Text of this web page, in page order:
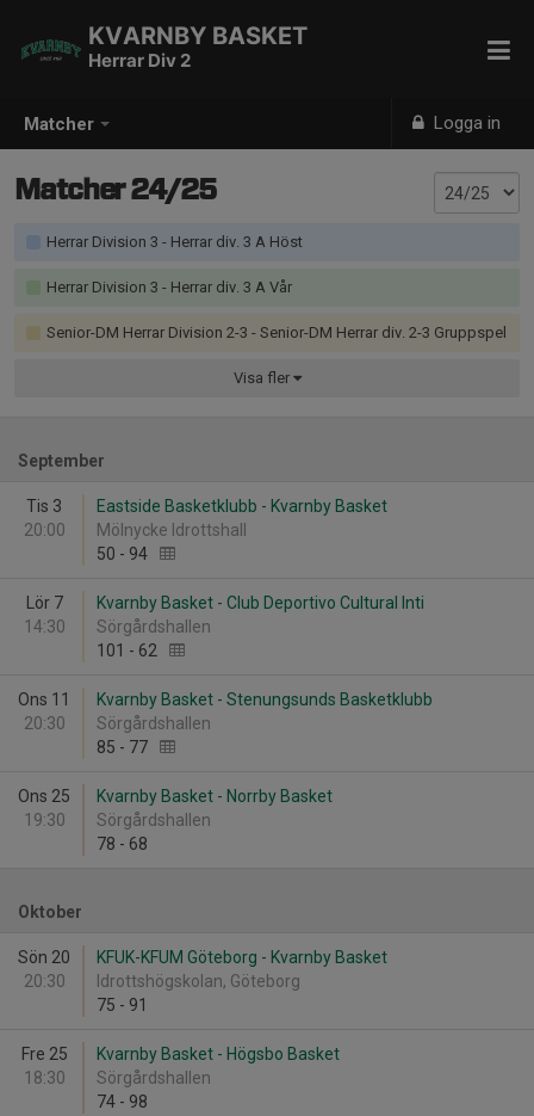
Matcher Logga in
KVARNBY BASKET
Herrar Div 2
Matcher 24/25
Herrar Division 3 - Herrar div. 3 A Höst
Herrar Division 3 - Herrar div. 3 A Vår
Senior-DM Herrar Division 2-3 - Senior-DM Herrar div. 2-3 Gruppspel
Visa fler
September
Tis 3
20:00
Eastside Basketklubb - Kvarnby Basket
Mölnycke Idrottshall
50 - 94
Lör 7
14:30
Kvarnby Basket - Club Deportivo Cultural Inti
Sörgårdshallen
101 - 62
Ons 11
20:30
Kvarnby Basket - Stenungsunds Basketklubb
Sörgårdshallen
85 - 77
Ons 25
19:30
Kvarnby Basket - Norrby Basket
Sörgårdshallen
78 - 68
Oktober
Sön 20
20:30
KFUK-KFUM Göteborg - Kvarnby Basket
Idrottshögskolan, Göteborg
75 - 91
Fre 25
18:30
Kvarnby Basket - Högsbo Basket
Sörgårdshallen
74 - 98